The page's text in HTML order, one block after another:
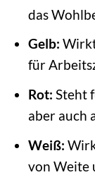
das
Gelb:
für
Rot: Steht
aber auch
Weiß:
von Weite